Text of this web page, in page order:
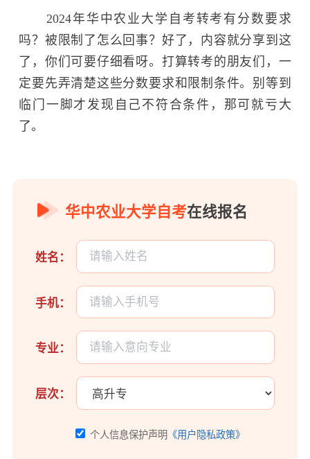
2024年华中农业大学自考转考有分数要求
吗？被限制了怎么回事？好了，内容就分享到这
了，你们可要仔细看呀。打算转考的朋友们，一
定要先弄清楚这些分数要求和限制条件。别等到
临门一脚才发现自己不符合条件，那可就亏大
了。
华中农业大学自考在线报名
姓名：
手机：
专业：
层次：
个人信息保护声明 《用户隐私政策》